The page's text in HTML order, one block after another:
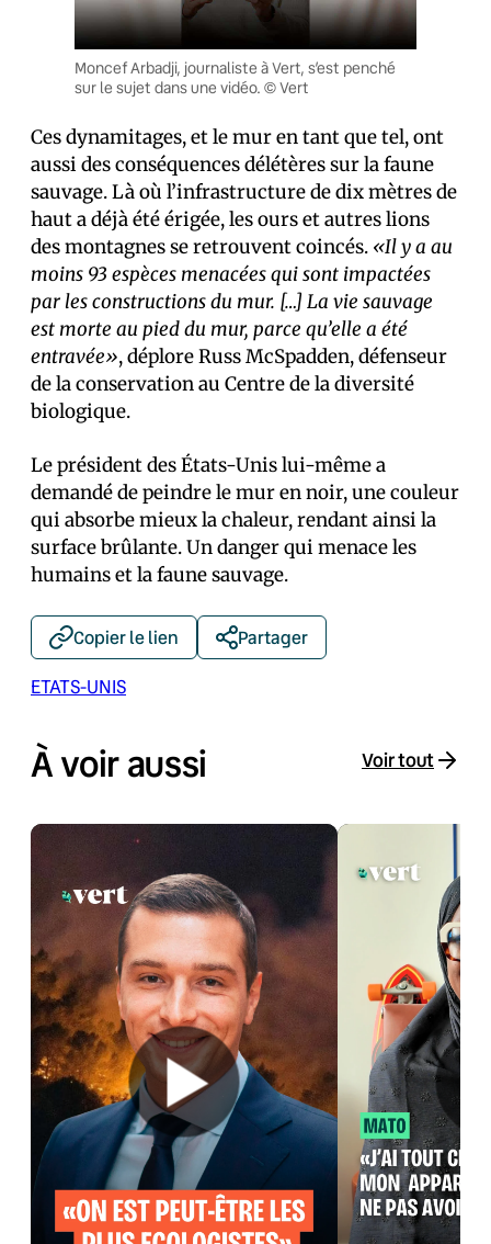
Moncef Arbadji, journaliste à Vert, s’est penché
sur le sujet dans une vidéo. © Vert
Ces dynamitages, et le mur en tant que tel, ont
aussi des conséquences délétères sur la faune
sauvage. Là où l’infrastructure de dix mètres de
haut a déjà été érigée, les ours et autres lions
des montagnes se retrouvent coincés. «Il y a au
moins 93 espèces menacées qui sont impactées
par les constructions du mur. […] La vie sauvage
est morte au pied du mur, parce qu’elle a été
entravée», déplore Russ McSpadden, défenseur
de la conservation au Centre de la diversité
biologique.
Le président des États-Unis lui-même a
demandé de peindre le mur en noir, une couleur
qui absorbe mieux la chaleur, rendant ainsi la
surface brûlante. Un danger qui menace les
humains et la faune sauvage.
Copier le lien Partager
ETATS-UNIS
À voir aussi Voir tout